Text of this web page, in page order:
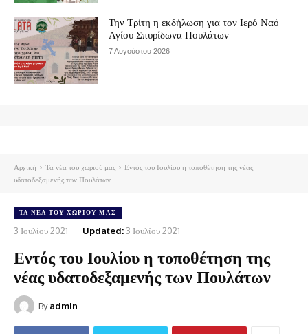
Την Τρίτη η εκδήλωση για τον Ιερό Ναό
Αγίου Σπυρίδωνα Πουλάτων
7 Αυγούστου 2026